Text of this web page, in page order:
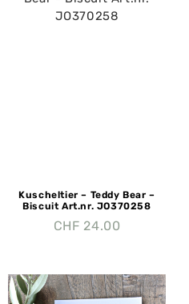
Kuscheltier – Teddy Bear –
Biscuit Art.nr. JO370258
CHF 24.00